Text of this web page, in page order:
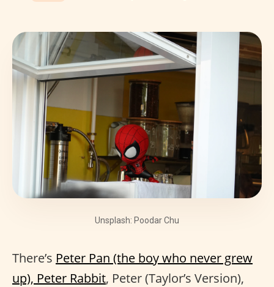
Unsplash: Poodar Chu
There’s Peter Pan (the boy who never grew
up), Peter Rabbit, Peter (Taylor’s Version),